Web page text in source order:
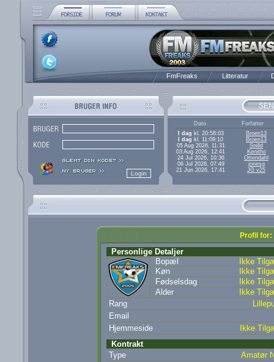
FmFreaks Litteratur
Dato
Forfatter
I dag kl. 20:58:03
Broen13
I dag kl. 11:09:10
Broen13
05 Aug 2026, 11:31
Snilld
03 Aug 2026, 12:41
Kenitho
24 Jul 2026, 10:36
Ottendahl
06 Jul 2026, 07:49
jonesg
21 Jun 2026, 17:41
JG v25
Profil for:
Personlige Detaljer
Bopæl
Ikke
Køn
Ikke
Fødselsdag
Ikke
Alder
Ikke
Rang
Email
Hjemmeside
Ikke
Kontrakt
Type
Amatør